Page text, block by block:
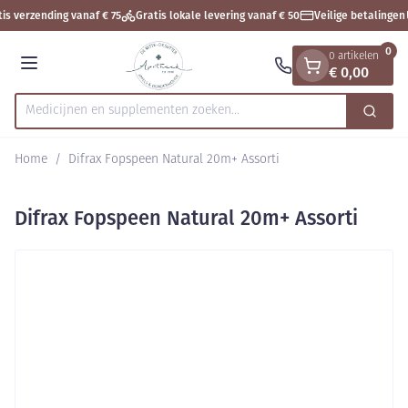
Ga naar de inhoud
1 van 1
verzending vanaf € 75 Gratis lokale levering vanaf € 50 Veilige betalingen
Menu
Product, merk, categorie...
Medicijnen en supplementen zoeken... Zoek
0 artikelen
€ 0,00
0
Home / Difrax Fopspeen Natural 20m+ Assorti
Difrax Fopspeen Natural 20m+ Assorti